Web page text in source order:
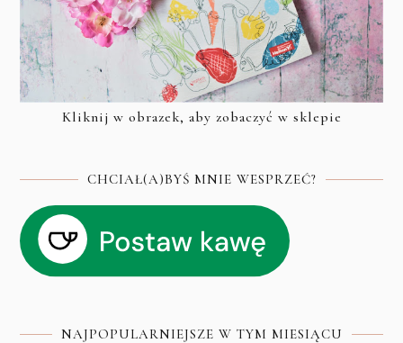
Kliknij w obrazek, aby zobaczyć w sklepie
CHCIAŁ(A)BYŚ MNIE WESPRZEĆ?
NAJPOPULARNIEJSZE W TYM MIESIĄCU